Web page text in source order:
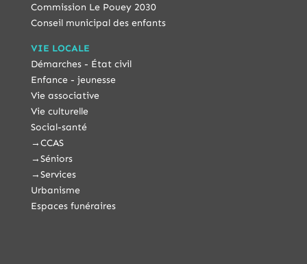
Commission Le Pouey 2030
Conseil municipal des enfants
VIE LOCALE
Démarches - État civil
Enfance - jeunesse
Vie associative
Vie culturelle
Social-santé
→CCAS
→Séniors
→Services
Urbanisme
Espaces funéraires